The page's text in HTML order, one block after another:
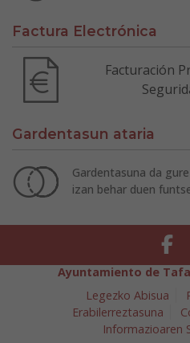
Factura Electrónica
Facturación
Gardentasun ataria
Gardentasuna da
izan behar duen
Ayuntamiento de
Legezko Abisua
Erabilerreztasuna
Informazioaren